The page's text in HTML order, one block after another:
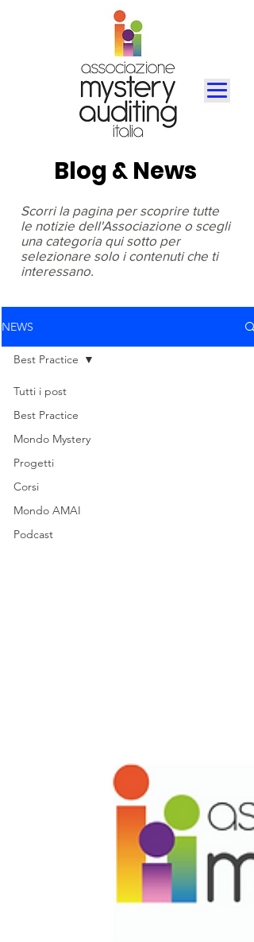
Blog & News
Scorri la pagina per scoprire tutte
le notizie dell'Associazione o scegli
una categoria qui sotto per
selezionare solo i contenuti che ti
interessano.
NEWS
Tutti i post
Best Practice
Mondo Mystery
Progetti
Corsi
Mondo AMAI
Podcast
Best Practice